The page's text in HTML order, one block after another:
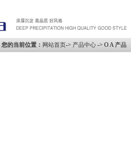
您的当前位置： 网站首页-> 产品中心-> O A 产品